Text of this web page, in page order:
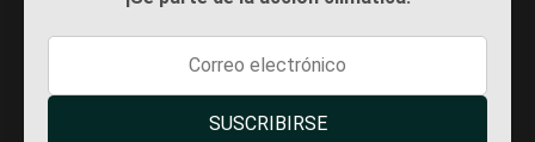
SUSCRIBIRSE